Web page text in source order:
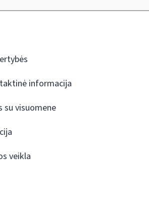
informacija
su visuomene
veikla